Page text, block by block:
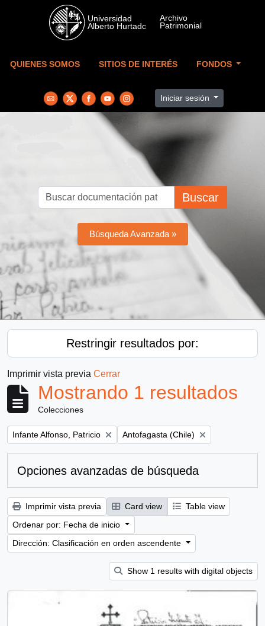
Skip to main content
QUIENES SOMOS SITIOS DE INTERÉS FONDOS
Iniciar sesión
Buscar
Búsqueda Avanzada »
Restringir resultados por:
Imprimir vista previa Cerrar
Mostrando 1 resultados
Colecciones
Remove filter:
Infante Alfonso, Patricio Remove filter:
Antofagasta (Chile)
Opciones avanzadas de búsqueda
Imprimir vista previa Card view
Table view
Ordenar por: Fecha de inicio
Dirección: Clasificación en orden ascendente
Show 1 results with digital objects